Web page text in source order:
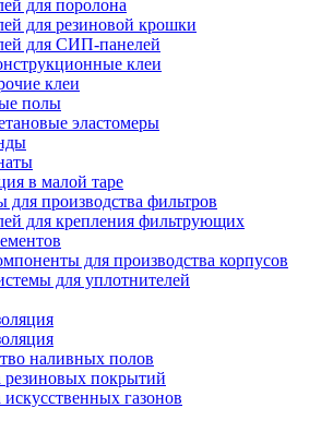
для поролона
для резиновой крошки
для СИП-панелей
клеи
клеи
полы
эластомеры
в малой таре
для производства фильтров
для крепления фильтрующих
для производства корпусов
для уплотнителей
наливных полов
резиновых покрытий
искусственных газонов